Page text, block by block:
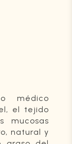
médico
el tejido
mucosas
natural y